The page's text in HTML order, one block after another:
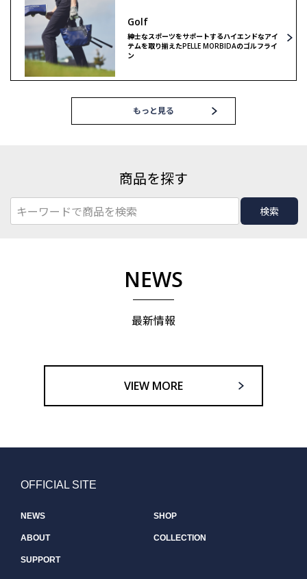
Golf
紳士なスポーツをサポートするハイエンドなアイ
テムを取り揃えたPELLE MORBIDAのゴルフライ
ン
もっと見る
商品を探す
検索
NEWS
最新情報
VIEW MORE
OFFICIAL SITE
NEWS SHOP
ABOUT COLLECTION
SUPPORT